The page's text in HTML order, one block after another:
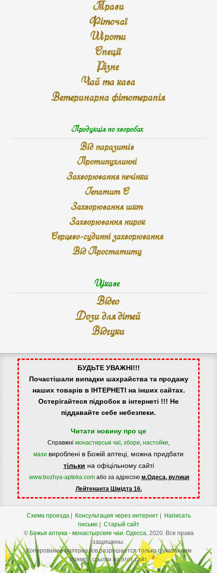
Трави
Фіточаї
Шроти
Спеції
Різне
Чай та кава
Ветеринарна фітотерапія
Продукція по хворобах
Від паразитів
Протипухлинні
Захворювання печінки
Гепатит С
Захворювання шкт
Захворювання нирок
Серцево-судинні захворювання
Від Простатиту
Цікаве
Відео
Дози для дітей
Відгуки
БУДЬТЕ УВАЖНІ!!!
Почастішали випадки шахрайства та продажу
наших товарів в ІНТЕРНЕТІ на інших сайтах.
Остерігайтеся підробок в інтернеті !!! Не
піддавайте себе небезпеки.
Читати новину про це
Справжні монастирські чаї, збори, настойки,
мази вироблені в Божій аптеці, можна придбати
тільки на офіцільному сайті
www.bozhya-apteka.com або за адресою м.Одеса, вулиця
Лейтенанта Шмідта 16.
Схема проезда| Консультация через интернет|
Написать
письмо| Старый сайт
© Божья аптека - монастырские чаи. Одесса, 2020. Все права
защищены.
Копирование материалов разрешается только с указанием
прямой ссылки на этот сайт